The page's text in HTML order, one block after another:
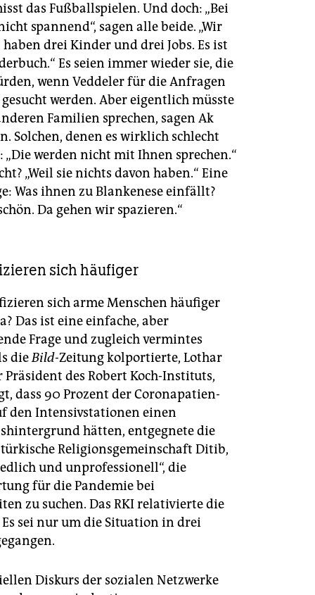
das Fußballspielen. Und doch: „Bei
spannend“, sagen alle beide. „Wir
drei Kinder und drei Jobs. Es ist
Es seien immer wieder sie, die
wenn Veddeler für die Anfragen
gesucht werden. Aber eigentlich müsste
Familien sprechen, sagen Ak
Solchen, denen es wirklich schlecht
„Die werden nicht mit Ihnen sprechen.“
„Weil sie nichts davon haben.“ Eine
Was ihnen zu Blankenese einfällt?
Da gehen wir spazieren.“
sich häufiger
sich arme Menschen häufiger
Das ist eine einfache, aber
Frage und zugleich vermintes
dieBild-Zeitung kolportierte, Lothar
Präsident des Robert Koch-Instituts,
dass 90 Prozent der Coronapa­ti­en­
den Intensivstationen einen
hätten, entgegnete die
Religionsgemeinschaft Ditib,
und unprofessionell“, die
für die Pandemie bei
zu suchen. Das RKI relativierte die
Es sei nur um die Situation in drei
Diskurs der sozialen Netzwerke